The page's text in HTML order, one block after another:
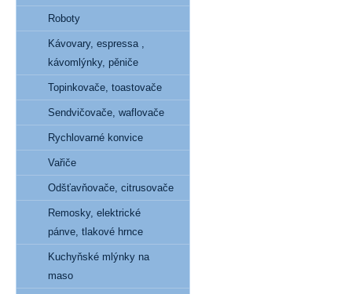
Roboty
Kávovary, espressa ,
kávomlýnky, pěniče
Topinkovače, toastovače
Sendvičovače, waflovače
Rychlovarné konvice
Vařiče
Odšťavňovače, citrusovače
Remosky, elektrické
pánve, tlakové hrnce
Kuchyňské mlýnky na
maso